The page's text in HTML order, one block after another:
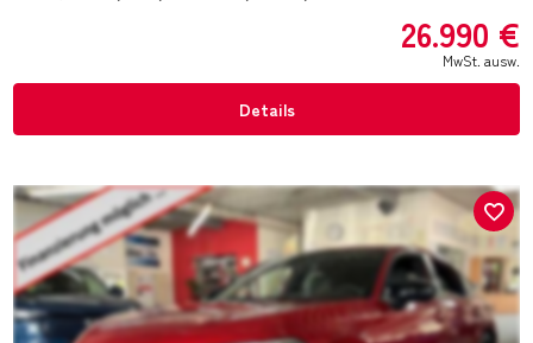
26.990 €
MwSt. ausw.
Details